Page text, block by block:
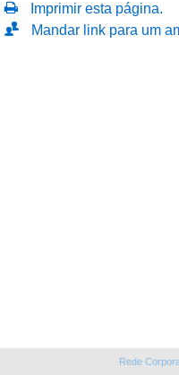
Imprimir esta página.
Mandar link para um
Rede